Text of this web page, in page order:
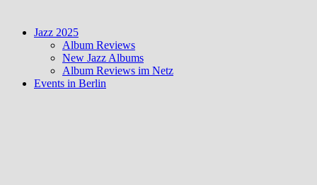
Jazz 2025
Album Reviews
New Jazz Albums
Album Reviews im Netz
Events in Berlin